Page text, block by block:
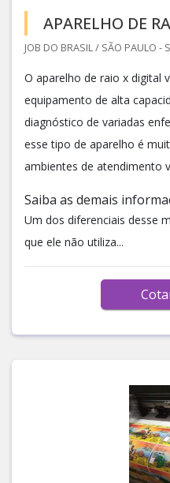
APARELHO DE
JOB DO BRASIL / SÃO PAULO -
O aparelho de raio x digital
equipamento de alta
diagnóstico de variadas
esse tipo de aparelho é
ambientes de atendimento
Saiba as demais
Um dos diferenciais desse
que ele não utiliza...